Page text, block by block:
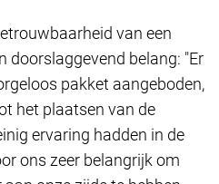
van een
doorslaggevend belang: "Er
pakket aangeboden,
het plaatsen van de
ervaring hadden in de
ons zeer belangrijk om